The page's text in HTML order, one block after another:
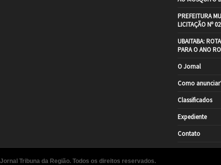
PREFEITURA
LICITAÇÃO Nº
UBAITABA:
PARA O ANO
O Jornal
Como
Classificados
Expediente
Contato
Jornal Tribuna da Região. Todos os direitos reservados.